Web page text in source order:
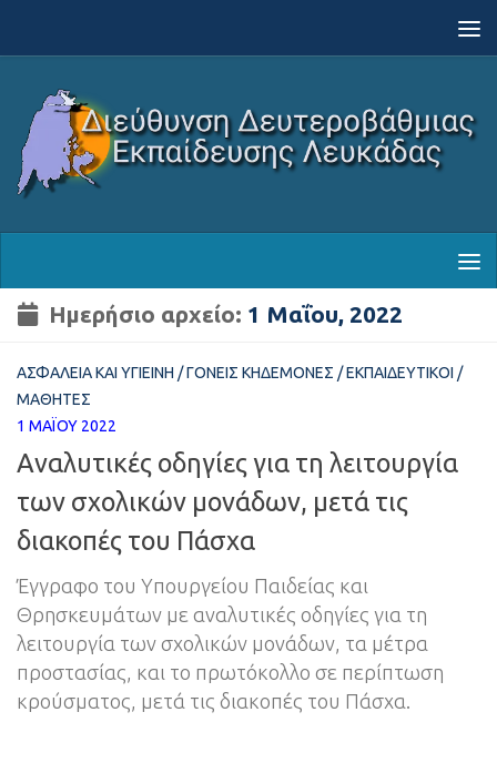
Ημερήσιο αρχείο: 1 Μαΐου, 2022
ΑΣΦΆΛΕΙΑ ΚΑΙ ΥΓΙΕΙΝΉ /ΓΟΝΕΊΣ ΚΗΔΕΜΌΝΕΣ /ΕΚΠΑΙΔΕΥΤΙΚΟΊ /
ΜΑΘΗΤΈΣ
1 ΜΑΪ́ΟΥ 2022
Αναλυτικές οδηγίες για τη λειτουργία
των σχολικών μονάδων, μετά τις
διακοπές του Πάσχα
Έγγραφο του Υπουργείου Παιδείας και
Θρησκευμάτων με αναλυτικές οδηγίες για τη
λειτουργία των σχολικών μονάδων, τα μέτρα
προστασίας, και το πρωτόκολλο σε περίπτωση
κρούσματος, μετά τις διακοπές του Πάσχα.